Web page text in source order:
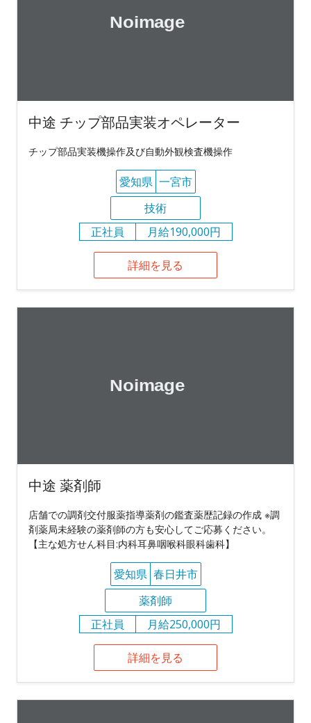
中途 チップ部品実装オペレーター
チップ部品実装機操作及び自動外観検査機操作
愛知県 一宮市
技術
正社員
月給190,000円
詳細を見る
中途 薬剤師
店舗での調剤交付服薬指導薬剤の鑑査薬歴記録の作成 ※調
剤薬局未経験の薬剤師の方も安心してご応募ください。
【主な処方せん科目:内科耳鼻咽喉科眼科歯科】
愛知県 春日井市
薬剤師
正社員
月給250,000円
詳細を見る